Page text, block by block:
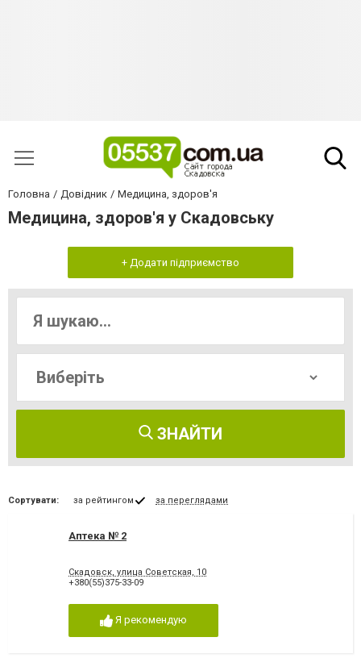
Головна Довідник Медицина, здоров'я
Медицина, здоров'я у Скадовську
+ Додати підприємство
ЗНАЙТИ
Сортувати: за рейтингом за переглядами
Аптека № 2
Скадовск, улица Советская, 10
+380(55)375-33-09
Я рекомендую